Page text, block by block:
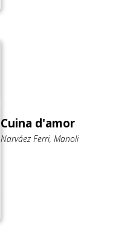
Cuina d'amor
Narváez Ferri, Manoli